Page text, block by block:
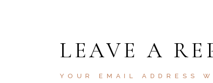
LEAVE A
YOUR EMAIL ADDRESS